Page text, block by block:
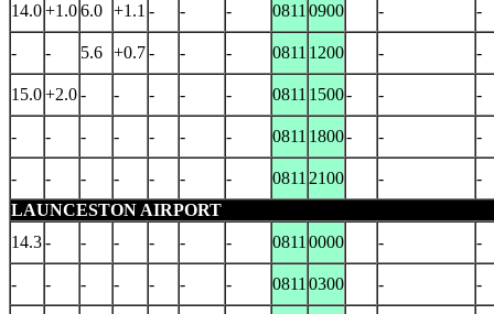
14.0+1.06.0 +1.1 - - - 0811 0900 - -
- - 5.6 +0.7- - - 0811 1200 - -
15.0+2.0- - - - - 0811 1500- - -
- - - - - - - 0811 1800- - -
- - - - - - - 0811 2100 -
-
LAUNCESTON AIRPORT
14.3- - - - - - 0811 0000 - -
- - - - - - - 0811 0300 - -